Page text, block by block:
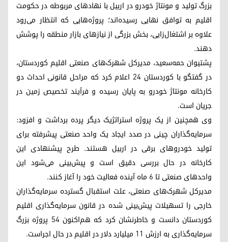
بزرگ تولید و مونتاژ خودرو در اربیل با نهادهای مربوطه در حکومت
اقلیم به توافق نهایی رسیده‌اند؛ پروژه‌هایی که انتظار می‌رود
علاوه بر اشتغال‌زایی، بخش بزرگی از نیازهای بازار منطقه را پوشش
دهند.
پشتیوان حمه‌سعید، مدیرکل شهرک‌های صنعتی اقلیم کوردستان،
در گفتگو با کوردستان ۲۴ اعلام کرد که مراحل قانونی احداث دو
کارخانه مونتاژ خودرو به پایان رسیده و فرآیند تخصیص زمین در
جریان است.
وی همچنین از یک پروژه استراتژیک دیگر پرده برداشت و افزود:
سرمایه‌گذاران چینی در صدد ایجاد یک واحد صنعتی پیشرفته برای
تولید خودروهای برقی در اربیل هستند. طرح پیشنهادی این
کارخانه در حال بررسی دقیق است و پیش‌بینی می‌شود این
واحدهای صنعتی تا ۶ ماه آینده فعالیت خود را آغاز کنند.
مدیرکل شهرک‌های صنعتی، علت استقبال گسترده سرمایه‌گذاران
خارجی را تسهیلات پیش‌بینی شده در قانون سرمایه‌گذاری اقلیم
کوردستان دانست و خاطرنشان کرد که هم‌اکنون ۵۴ پروژه بزرگ
سرمایه‌گذاری به ارزش ۱۱ میلیارد دلار در اقلیم در حال اجراست.